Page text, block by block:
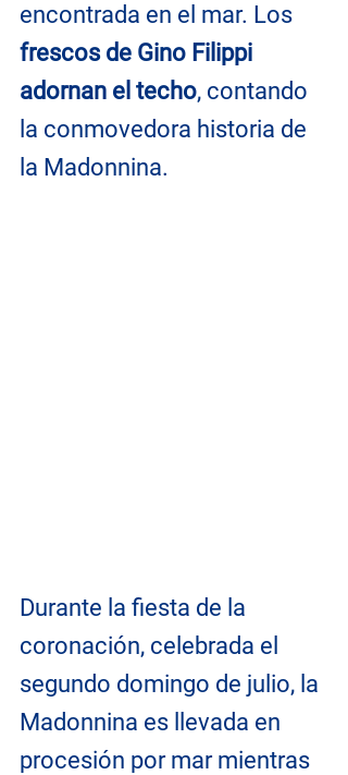
encontrada en el mar. Los
frescos de Gino Filippi
adornan el techo, contando
la conmovedora historia de
la Madonnina.
Durante la fiesta de la
coronación, celebrada el
segundo domingo de julio, la
Madonnina es llevada en
procesión por mar mientras